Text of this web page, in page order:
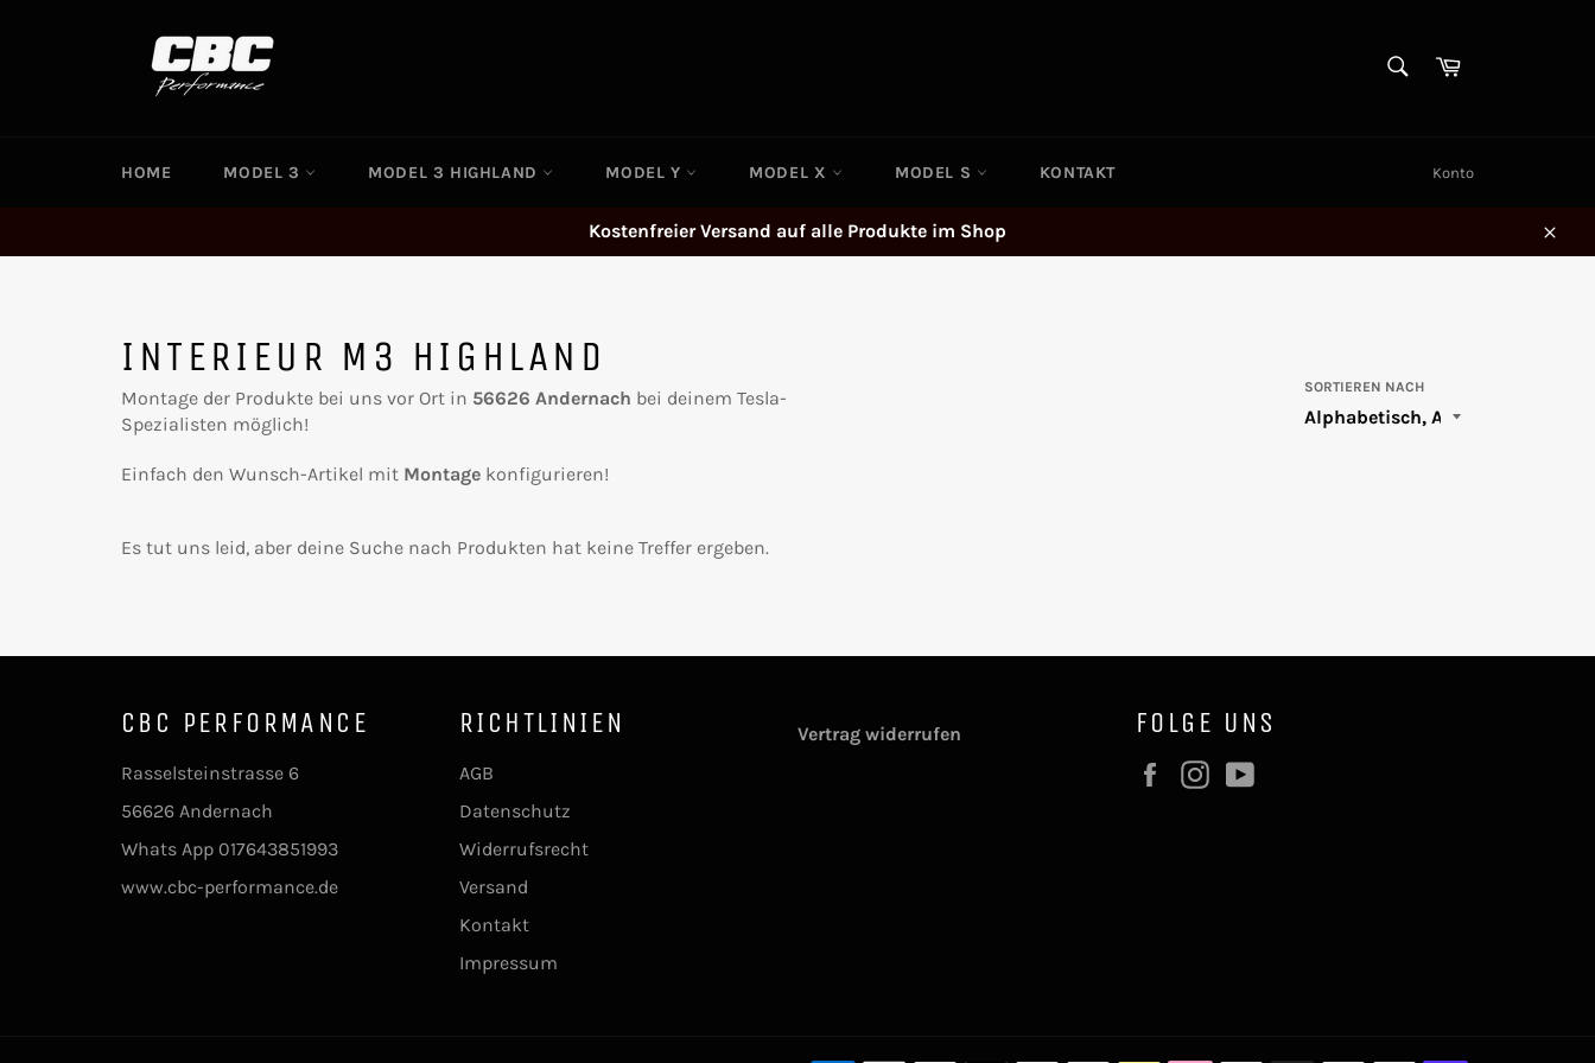
Warenkorb
HOME MODEL 3 MODEL 3 HIGHLAND MODEL Y MODEL X MODEL S KONTAKT Konto
Kostenfreier Versand auf alle Produkte im Shop
INTERIEUR M3 HIGHLAND
Montage der Produkte bei uns vor Ort in 56626 Andernach bei deinem Tesla-
Spezialisten möglich!
Einfach den Wunsch-Artikel mit Montage konfigurieren!
SORTIEREN NACH
Es tut uns leid, aber deine Suche nach Produkten hat keine Treffer ergeben.
CBC PERFORMANCE
Rasselsteinstrasse 6
56626 Andernach
Whats App 017643851993
www.cbc-performance.de
RICHTLINIEN
AGB
Datenschutz
Widerrufsrecht
Versand
Kontakt
Impressum
Vertrag widerrufen FOLGE UNS
FacebookInstagram